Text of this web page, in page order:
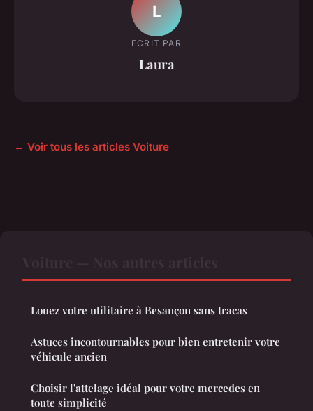
L
ECRIT PAR
Laura
← Voir tous les articles Voiture
Louez votre utilitaire à Besançon sans tracas
Astuces incontournables pour bien entretenir votre
véhicule ancien
Choisir l'attelage idéal pour votre mercedes en
toute simplicité